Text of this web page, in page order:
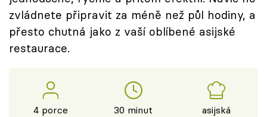
zvládnete připravit za méně než půl hodiny, a
přesto chutná jako z vaší oblíbené asijské
restaurace.
4 porce 30 minut asijská